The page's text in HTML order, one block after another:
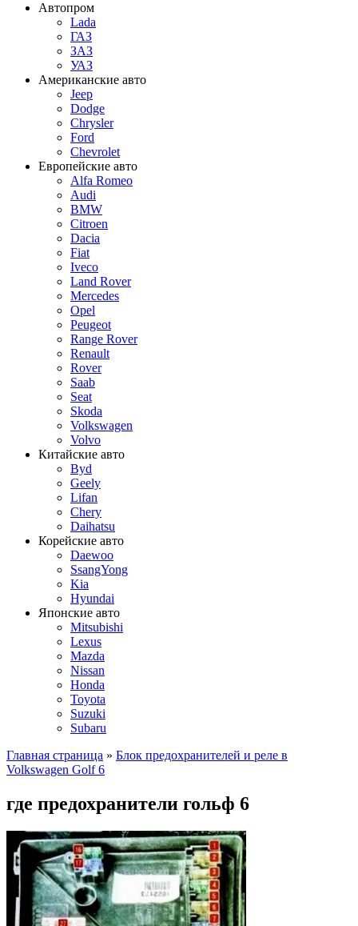
Автопром
Lada
ГАЗ
ЗАЗ
УАЗ
Американские авто
Jeep
Dodge
Chrysler
Ford
Chevrolet
Европейские авто
Alfa Romeo
Audi
BMW
Citroen
Dacia
Fiat
Iveco
Land Rover
Mercedes
Opel
Peugeot
Range Rover
Renault
Rover
Saab
Seat
Skoda
Volkswagen
Volvo
Китайские авто
Byd
Geely
Lifan
Chery
Daihatsu
Корейские авто
Daewoo
SsangYong
Kia
Hyundai
Японские авто
Mitsubishi
Lexus
Mazda
Nissan
Honda
Toyota
Suzuki
Subaru
Главная страница » Блок предохранителей и реле в
Volkswagen Golf 6
где предохранители гольф 6